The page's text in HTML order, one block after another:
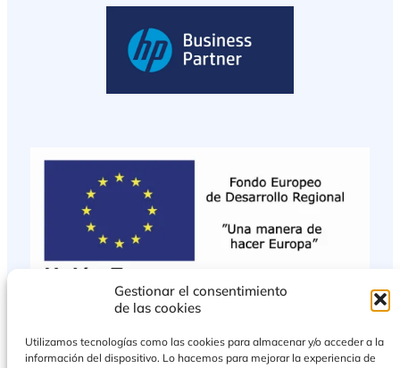
Gestionar el consentimiento
de las cookies
Utilizamos tecnologías como las cookies para almacenar y/o acceder a la
información del dispositivo. Lo hacemos para mejorar la experiencia de